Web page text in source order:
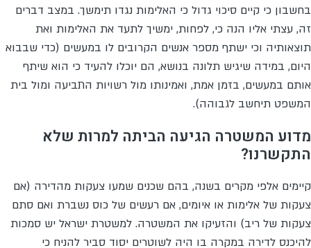
בחשבון כי קיים סיכוי גדול כי האלימות נגדו תימשך. במצב דברים
זה, עצתי אליו הנה כי, לפחות, ימשיך לתעד את האלימות ואת
תוצאותיה וכי ישתף מספר אנשים הקרובים לו במעשים (כדי שבבוא
היום, במידה שיגיש תלונה בנושא, הם יוכלו להעיד כי הוא שיתף
אותם במעשים, בזמן אמת, ואמינותו מול רשויות התביעה ומול בית
המשפט תיחשב לגבוהה).
מדוע המשטרה הגיעה הביתה למרות שלא
התקשרנו?
קיימים אלפי מקרים בשנה, בהם שכנים שמעו צעקות מהדירה (אם
צעקות של אלימות או איומים, אם רעשים של כוס נשברת ואם סתם
צעקות של ריב) והזעיקו את המשטרה. למשטרת ישראל יש סמכות
להיכנס לדירה במקרה בו היה לשוטרים יסוד סביר להניח כי